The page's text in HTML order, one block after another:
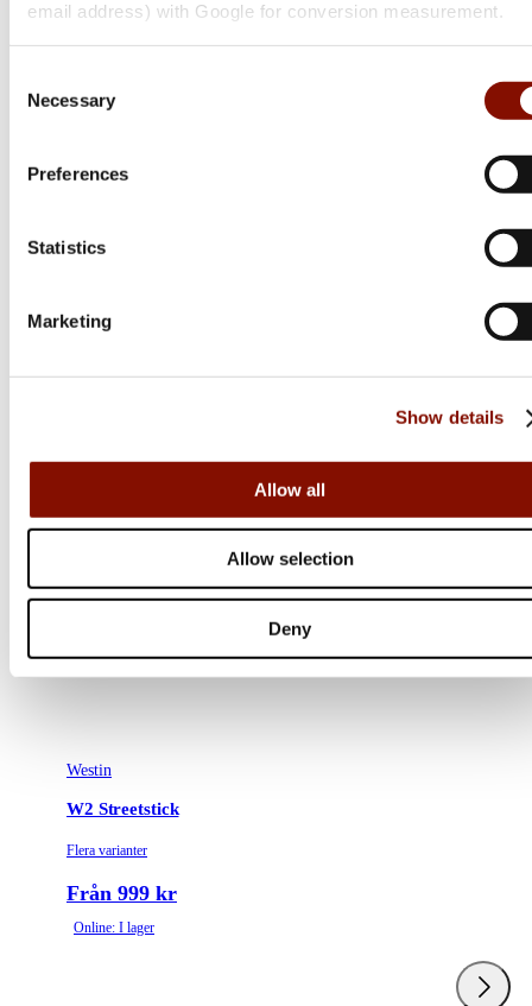
email address) with Google for conversion measurement.
Selection
Necessary
Preferences
Statistics
Marketing
Show details
Allow all
Allow selection
Deny
W3 DROPSHOT 3RD 7'1"/216CM ML 5-25G
Flera varianter
Online: Få i lager
Westin
W2 Streetstick
Flera varianter
Från 999 kr
Online: I lager